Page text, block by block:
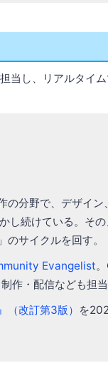
当し、リアルタイ
の分野で、デザイン
し続けている。そ
サイクルを回す。
Evangelist
作・配信なども担当
（改訂第3版） を